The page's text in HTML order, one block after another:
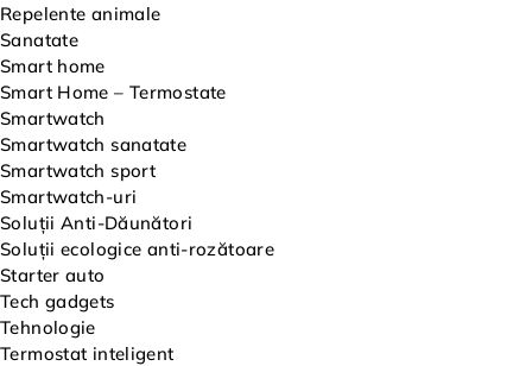
Repelente animale
Sanatate
Smart home
Smart Home – Termostate
Smartwatch
Smartwatch sanatate
Smartwatch sport
Smartwatch-uri
Soluții Anti-Dăunători
Soluții ecologice anti-rozătoare
Starter auto
Tech gadgets
Tehnologie
Termostat inteligent